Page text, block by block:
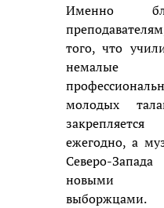
Именно
того, что
молодых
ежегодно, а
Северо-
новыми
выборжцами.